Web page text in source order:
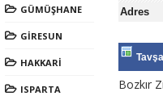
GÜMÜŞHANE
GİRESUN
HAKKARİ
ISPARTA
Adres
Bozkır